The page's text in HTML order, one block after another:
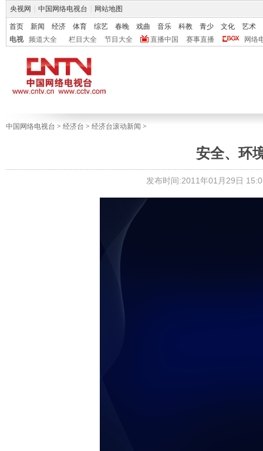
央视网 中国网络电视台 网站地图
首页 新闻 经济 体育 综艺 春晚 戏曲 音乐 科教 青少 文化
艺术
电视
频道大全 栏目大全 节目大全 直播中国 赛事直播 网络
中国网络电视台 > 经济台 > 经济台滚动新闻 >
安全、环
发布时间:2011年01月29日